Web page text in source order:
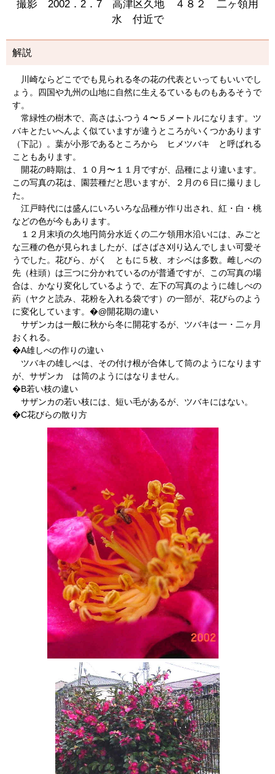
撮影 2002．2．7 高津区久地 ４８２ 二ヶ領用
水 付近で
解説
川崎ならどこででも見られる冬の花の代表といってもいいでし
ょう。四国や九州の山地に自然に生えるているものもあるそうで
す。
常緑性の樹木で、高さはふつう４〜５メートルになります。ツ
バキとたいへんよく似ていますが違うところがいくつかあります
（下記）。葉が小形であるところから ヒメツバキ と呼ばれる
こともあります。
開花の時期は、１０月〜１１月ですが、品種により違います。
この写真の花は、園芸種だと思いますが、２月の６日に撮りまし
た。
江戸時代には盛んにいろいろな品種が作り出され、紅・白・桃
などの色が今もあります。
１２月末頃の久地円筒分水近くの二ケ領用水沿いには、みごと
な三種の色が見られましたが、ばさばさ刈り込んでしまい可愛そ
うでした。花びら、がく ともに５枚、オシベは多数。雌しべの
先（柱頭）は三つに分かれているのが普通ですが、この写真の場
合は、かなり変化しているようで、左下の写真のように雄しべの
葯（ヤクと読み、花粉を入れる袋です）の一部が、花びらのよう
に変化しています。�@開花期の違い
サザンカは一般に秋から冬に開花するが、ツバキは一・二ヶ月
おくれる。
�A雄しべの作りの違い
ツバキの雄しべは、その付け根が合体して筒のようになります
が、サザンカ は筒のようにはなりません。
�B若い枝の違い
サザンカの若い枝には、短い毛があるが、ツバキにはない。
�C花びらの散り方